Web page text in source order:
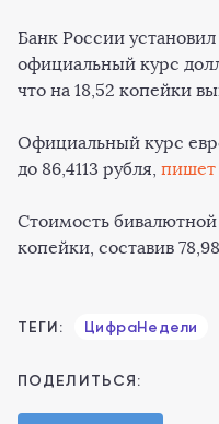
Банк России
официальный курс
что на 18,52 копейки
Официальный курс
до 86,4113 рубля, пишет
Стоимость
копейки, составив
ТЕГИ: ЦифраНедели
ПОДЕЛИТЬСЯ: